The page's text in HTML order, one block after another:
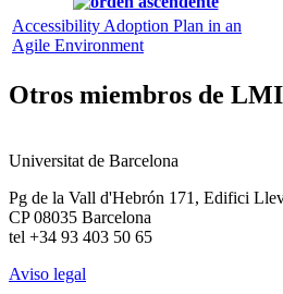
Accessibility Adoption Plan in an
Agile Environment
Otros miembros de LMI
Universitat de Barcelona
Pg de la Vall d'Hebrón 171, Edifici
CP 08035 Barcelona
tel +34 93 403 50 65
Aviso legal